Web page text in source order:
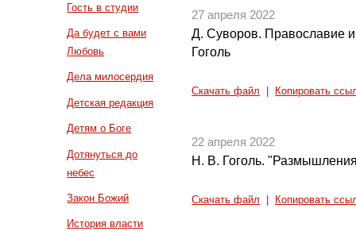
Гость в студии
Да будет с вами
Любовь
Дела милосердия
Детская редакция
Детям о Боге
Дотянуться до
небес
Закон Божий
История власти
27 апреля 2022
Д. Суворов. Православие и
Гоголь
Скачать файл Копировать
22 апреля 2022
Н. В. Гоголь.
Скачать файл Копировать